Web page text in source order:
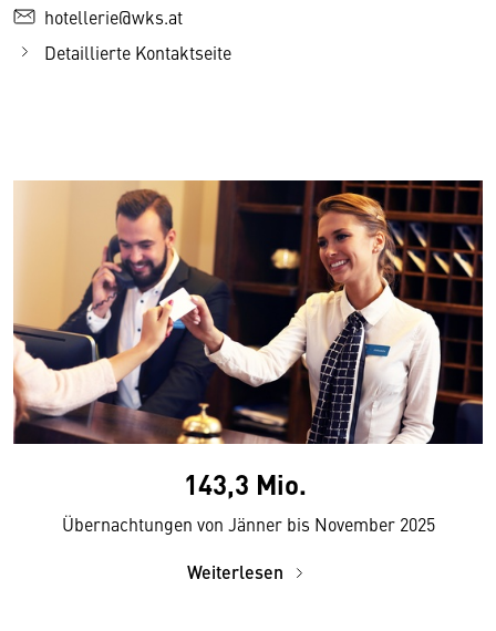
hotellerie@wks.at
Detaillierte Kontaktseite
143,3 Mio.
Übernachtungen von Jänner bis November 2025
Weiterlesen